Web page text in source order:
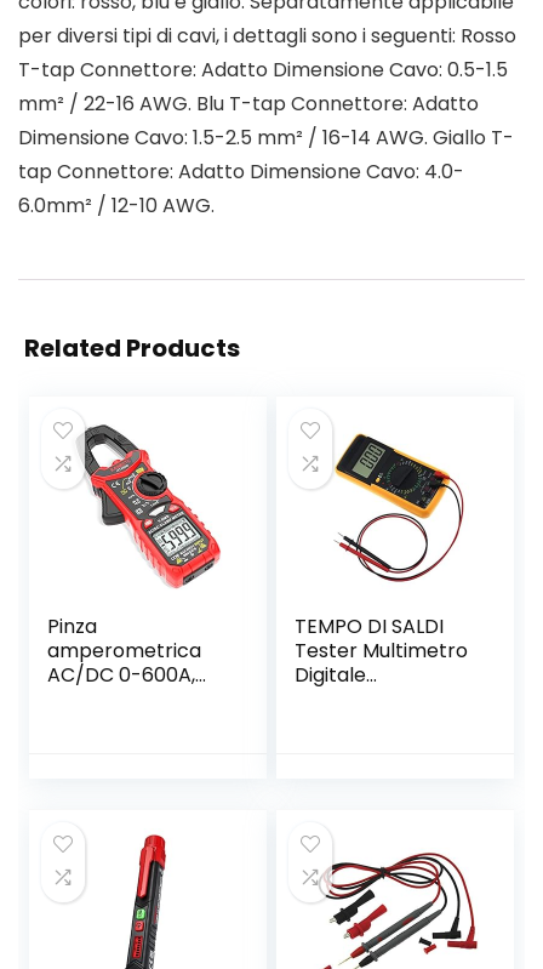
per diversi tipi di cavi, i dettagli sono i seguenti: Rosso
T-tap Connettore: Adatto Dimensione Cavo: 0.5-1.5
mm² / 22-16 AWG. Blu T-tap Connettore: Adatto
Dimensione Cavo: 1.5-2.5 mm² / 16-14 AWG. Giallo T-
tap Connettore: Adatto Dimensione Cavo: 4.0-
6.0mm² / 12-10 AWG.
Related Products
Pinza
amperometrica
AC/DC 0-600A,
AC/DC
Temperatura
Capacità
Resistenza Diodi
Continuità Duty
TEMPO DI SALDI
Tester Multimetro
Digitale